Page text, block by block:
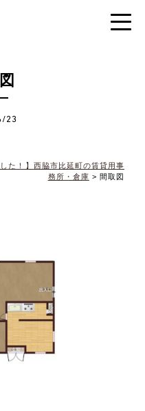
23
た！】西脇市比延町の賃貸用事
務所・倉庫 > 間取図